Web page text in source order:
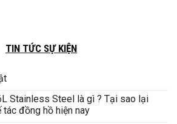
TIN TỨC SỰ KIỆN
Stainless Steel là gì ? Tại sao lại
đồng hồ hiện nay